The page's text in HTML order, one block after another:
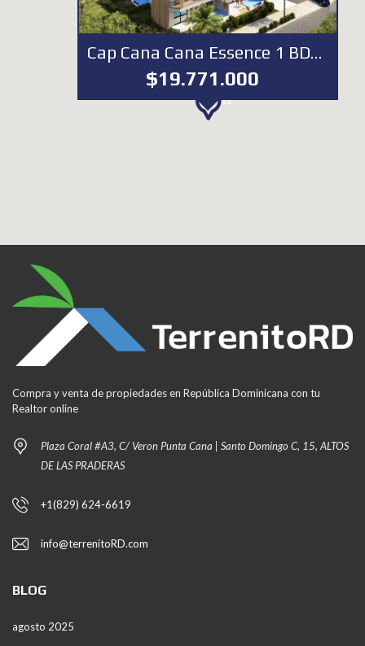
63
167
Cap Cana Cana Essence 1 BDR | Cap Cana
$19.771.000
Compra y venta de propiedades en República Dominicana con tu
Realtor online
Plaza Coral #A3, C/ Veron Punta Cana | Santo Domingo C, 15, ALTOS
DE LAS PRADERAS
+1(829) 624-6619
info@terrenitoRD.com
BLOG
agosto 2025